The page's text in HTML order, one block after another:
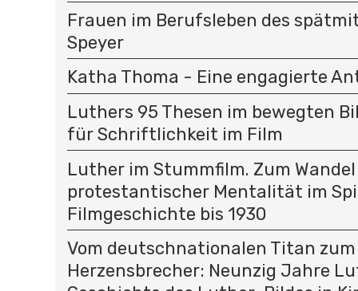
Frauen im Berufsleben des
Speyer
Katha Thoma - Eine engagierte
Luthers 95 Thesen im bewegten
für Schriftlichkeit im Film
Luther im Stummfilm. Zum Wandel
protestantischer Mentalität im
Filmgeschichte bis 1930
Vom deutschnationalen Titan zum
Herzensbrecher: Neunzig Jahre